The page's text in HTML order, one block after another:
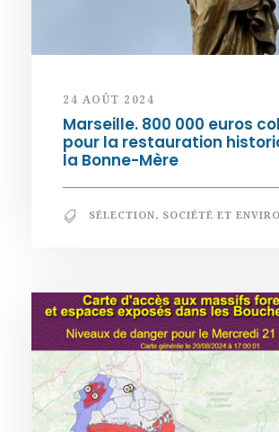
24 AOÛT 2024
Marseille. 800 000 euros
pour la restauration
la Bonne-Mère
SÉLECTION, SOCIÉTÉ ET